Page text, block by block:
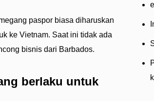
paspor biasa diharuskan
ke Vietnam. Saat ini tidak ada
bisnis dari Barbados.
berlaku untuk